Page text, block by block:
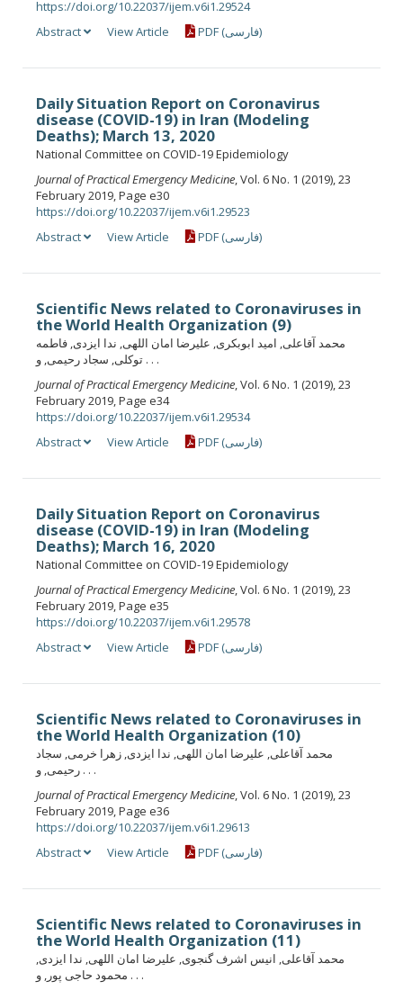
https://doi.org/10.22037/ijem.v6i1.29524
Abstract
View Article PDF (فارسی)
Daily Situation Report on Coronavirus
disease (COVID-19) in Iran (Modeling
Deaths); March 13, 2020
National Committee on COVID-19 Epidemiology
Journal of Practical Emergency Medicine, Vol. 6 No. 1 (2019), 23
February 2019, Page e30
https://doi.org/10.22037/ijem.v6i1.29523
Abstract
View Article PDF (فارسی)
Scientific News related to Coronaviruses in
the World Health Organization (9)
محمد آقاعلی, امید ابوبکری, علیرضا امان اللهی, ندا ایزدی, فاطمه
توکلی, سجاد رحیمی, و . . .
Journal of Practical Emergency Medicine, Vol. 6 No. 1 (2019), 23
February 2019, Page e34
https://doi.org/10.22037/ijem.v6i1.29534
Abstract
View Article PDF (فارسی)
Daily Situation Report on Coronavirus
disease (COVID-19) in Iran (Modeling
Deaths); March 16, 2020
National Committee on COVID-19 Epidemiology
Journal of Practical Emergency Medicine, Vol. 6 No. 1 (2019), 23
February 2019, Page e35
https://doi.org/10.22037/ijem.v6i1.29578
Abstract
View Article PDF (فارسی)
Scientific News related to Coronaviruses in
the World Health Organization (10)
محمد آقاعلی, علیرضا امان اللهی, ندا ایزدی, زهرا خرمی, سجاد
رحیمی, و . . .
Journal of Practical Emergency Medicine, Vol. 6 No. 1 (2019), 23
February 2019, Page e36
https://doi.org/10.22037/ijem.v6i1.29613
Abstract
View Article PDF (فارسی)
Scientific News related to Coronaviruses in
the World Health Organization (11)
محمد آقاعلی, انیس اشرف گنجوی, علیرضا امان اللهی, ندا ایزدی,
محمود حاجی پور, و . . .